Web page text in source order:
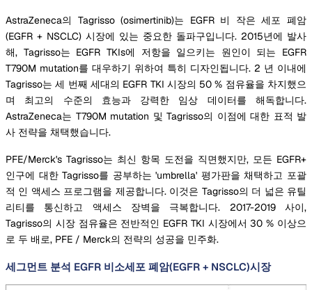
AstraZeneca의 Tagrisso (osimertinib)는 EGFR 비 작은 세포 폐암
(EGFR + NSCLC) 시장에 있는 중요한 돌파구입니다. 2015년에 발사
해, Tagrisso는 EGFR TKIs에 저항을 일으키는 원인이 되는 EGFR
T790M mutation를 대우하기 위하여 특히 디자인됩니다. 2 년 이내에
Tagrisso는 세 번째 세대의 EGFR TKI 시장의 50 % 점유율을 차지했으
며 최고의 수준의 효능과 강력한 임상 데이터를 해독합니다.
AstraZeneca는 T790M mutation 및 Tagrisso의 이점에 대한 표적 발
사 전략을 채택했습니다.
PFE/Merck's Tagrisso는 최신 항목 도전을 직면했지만, 모든 EGFR+
인구에 대한 Tagrisso를 공부하는 'umbrella' 평가판을 채택하고 포괄
적 인 액세스 프로그램을 제공합니다. 이것은 Tagrisso의 더 넓은 유틸
리티를 통신하고 액세스 장벽을 극복합니다. 2017-2019 사이,
Tagrisso의 시장 점유율은 전반적인 EGFR TKI 시장에서 30 % 이상으
로 두 배로, PFE / Merck의 전략의 성공을 민주화.
세그먼트 분석 EGFR 비소세포 폐암(EGFR + NSCLC)시장